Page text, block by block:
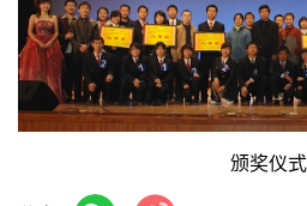
颁奖仪式